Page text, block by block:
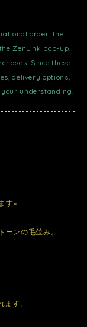
order: the
ZenLink pop-up.
Since these
delivery options,
understanding.
す⭐︎
ンの毛並み。
す。